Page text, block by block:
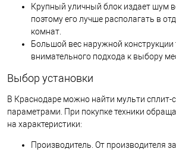
Крупный уличный блок издает шум
поэтому его лучше располагать в
комнат.
Большой вес наружной конструкции
внимательного подхода к выбору
Выбор установки
В Краснодаре можно найти мульти
параметрами. При покупке техники
на характеристики:
Производитель. От производителя